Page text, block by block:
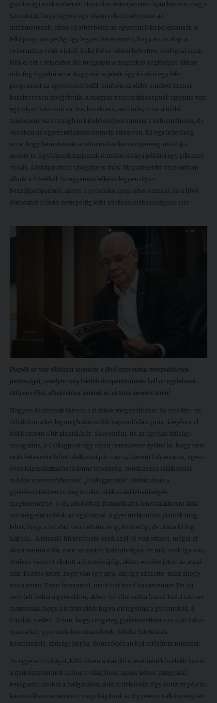
gazdasági szakemberek. Hivatalos előterjesztés útján kértem meg a
Szenátust, hogy legyen egy olyan rektorhelyettese az
intézménynek, akire rá lehet bízni az egyetem lelki programját. A
lelki program pedig úgy legyen keresztyén, hogy ez az alap, a
református csak a jelző. Balla Péter rektorhelyettes, teológiai tanár
látja el ezt a feladatot. Ha megkapja a megfelelő segítséget, akkor
oda fog figyelni arra, hogy mit is jelent úgy kínálni egy lelki
programot az egyetemen belül, amiben az előbb említett üzenet
karakteresen megjelenik. A magyar reformátusságnak ugyanis van
egy olyan sava-borsa, íze, karaktere, ami más, mint a többi
felekezeté. Az országban kisebbségben vannak a reformátusok, de
eközben az egyetemünknek komoly súlya van. Ez egy lehetőség
arra, hogy bemutassuk a református keresztyénség másfajta
arcélét is. Egyházunk tagjainak öntudatossága például egy jellemző
vonás. A lelkipásztori szolgálat is más. Mi partneribb viszonyban
állunk a hívekkel. Az egyetemi lelkész legyen olyan
beszélgetőpartner, akivel a gondokat meg lehet osztani, és a hívő
öntudatot erősíti, nem pedig lelki-szellemi kiskorúságban tart.
Püspök úr már többször kiemelte a jövő református nemzedékének
fontosságát, amelyre még inkább összpontosítania kell az egyháznak.
Milyen céljai, elképzelései vannak az oktatás-nevelés terén?
Nagyon fontosnak tartom a fiatalok megszólítását. Az óvodás- és
felnőttkor a két legmeghatározóbb kapcsolódási pont, idejében el
kell kezdeni a hit plántálását. Szeretném, ha az egyház ifjúsági
mozgalma, a Csillagpont egy olyan rendszerré épülne ki, hogy nem
csak kétévente lehet találkozni pár napra, hanem folyamatos, egész
éves kapcsolattartásra lenne lehetőség, rendszeres találkozási
módok szerveződnének; „Csillagpontok” alakulnának a
gyülekezetekben is. Regionális találkozási lehetőségek
megteremtése a cél, ahol olyan fiatalokkal is lehet találkozni akik
ma még elutasítóak az egyházzal. A gyermekkorban plántált mag
lehet, hogy a hó alatt van néhány évig, évtizedig, de utána ki fog
hajtani… A tékozló fiú története erről szól: jó volt otthon, mégis el
akart menni a fiú, mert az ember kalandvágyó, ez már csak így van.
Amikor viszont eljutott a disznóvájúig, akkor eszébe jutott az atyai
ház. Eszébe jutott, hogy van egy apja, aki úgy szerette, mint ahogy
soha senki. Ezért hazament, mert volt hová hazamennie. De ha
nem lett volna a gyerekkor, akkor mi vitte volna haza? Ezért tartom
fontosnak, hogy a kezdetektől fogva ott legyünk a gyermekek, a
fiatalok mellett. Öröm, hogy rengeteg gyülekezetben van már baba-
mama kör, gyermek-istentiszteletek, iskolai hitoktatás,
konfirmáció, ifjúsági körök. Generációsan kell felépíteni mindezt.
Az egyetemi világot, különösen a Károlit szeretném közelebb hozni
a gyülekezeteknek ahhoz a világához, amely képes integrálni,
befogadni azokat a hallgatókat, akik érdeklődők. Egy konkrét példán
keresztül szeretném ezt megvilágítani: az Egyetemi Lelkészségben